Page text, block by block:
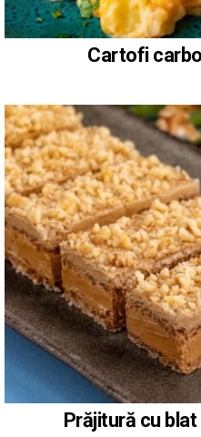
Cartofi
Prăjitură cu